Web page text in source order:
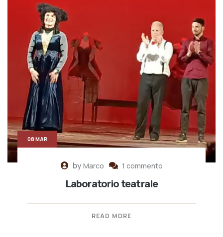
byMarco 1 commento
Laboratorio teatrale
READ MORE
08 MAR